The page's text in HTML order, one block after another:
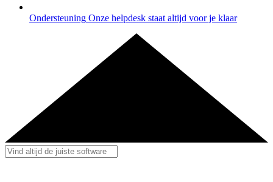
Ondersteuning Onze helpdesk staat altijd voor je klaar